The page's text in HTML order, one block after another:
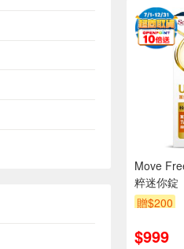
Move
粹迷你錠
贈$200
$999